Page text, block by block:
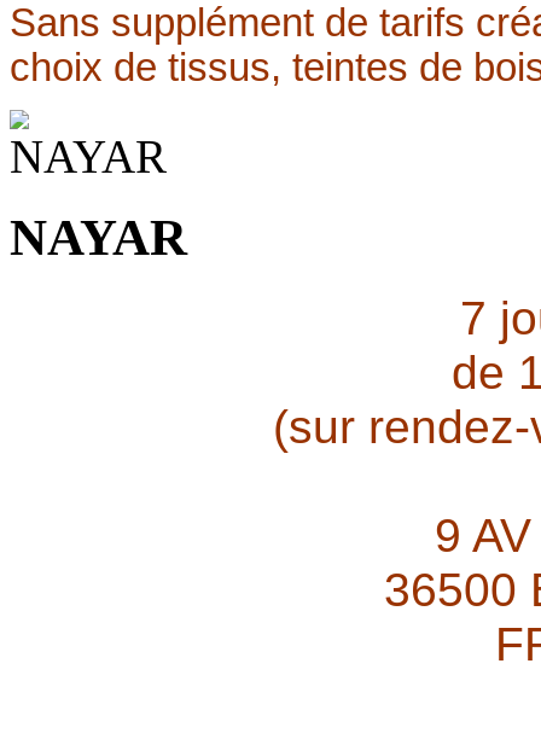
Sans supplément de tarifs
choix de tissus, teintes de
NAYAR
7
de
(sur
9
36500